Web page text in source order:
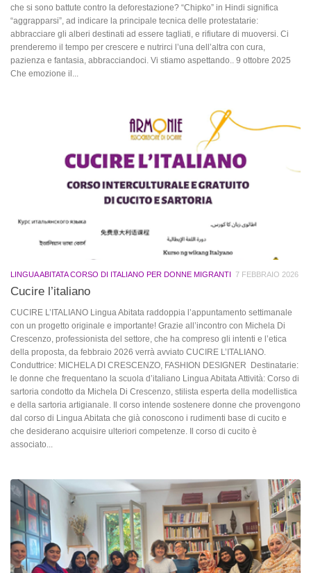
che si sono battute contro la deforestazione? “Chipko” in Hindi significa
“aggrapparsi”, ad indicare la principale tecnica delle protestatarie:
abbracciare gli alberi destinati ad essere tagliati, e rifiutare di muoversi. Ci
prenderemo il tempo per crescere e nutrirci l’una dell’altra con cura,
pazienza e fantasia, abbracciandoci. Vi stiamo aspettando.. 9 ottobre 2025
Che emozione il...
LINGUA ABITATA CORSO DI ITALIANO PER DONNE MIGRANTI 7 FEBBRAIO 2026
Cucire l’italiano
CUCIRE L’ITALIANO Lingua Abitata raddoppia l’appuntamento settimanale
con un progetto originale e importante! Grazie all’incontro con Michela Di
Crescenzo, professionista del settore, che ha compreso gli intenti e l’etica
della proposta, da febbraio 2026 verrà avviato CUCIRE L’ITALIANO.
Conduttrice: MICHELA DI CRESCENZO, FASHION DESIGNER Destinatarie:
le donne che frequentano la scuola d’italiano Lingua Abitata Attività: Corso di
sartoria condotto da Michela Di Crescenzo, stilista esperta della modellistica
e della sartoria artigianale. Il corso intende sostenere donne che provengono
dal corso di Lingua Abitata che già conoscono i rudimenti base di cucito e
che desiderano acquisire ulteriori competenze. Il corso di cucito è
associato...